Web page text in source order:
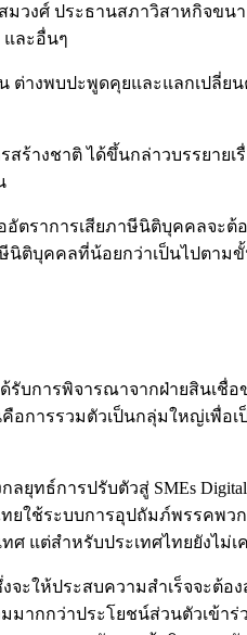
วงศ์ ประธานสภาวิสาหกิจข
และอื่นๆ
างพบปะพูดคุยและแลกเปลี่ย
งชาติ ได้ขึ้นกล่าวบรรยายเ
ตราการเสียภาษีนิติบุคคลจะต้
ติบุคคลที่น้อยกว่าเป็นไปตาม
บการพิจารณาจากฝ่ายสินเ
การรวมตัวเป็นกลุ่มใหญ่เพื่อ
ทธ์การปรับตัวสู่ SMEs
ทยใช้ระบบการอุปถัมภ์พรรค
แต่สำหรับประเทศไทยยังไม่เ
ะให้ประสบความสำเร็จจะต้
ากกว่าประโยชน์ส่วนตัวเข้า